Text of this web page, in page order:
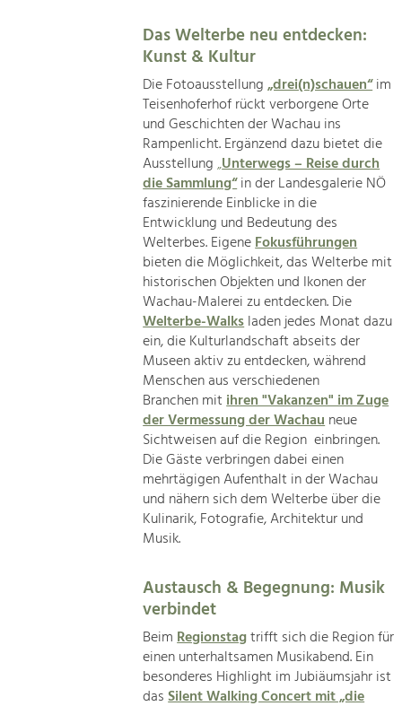
Das Welterbe neu entdecken:
Kunst & Kultur
Die Fotoausstellung„drei(n)schauen“im
Teisenhoferhof rückt verborgene Orte
und Geschichten der Wachau ins
Rampenlicht. Ergänzend dazu bietet die
Ausstellung„Unterwegs – Reise durch
die Sammlung“in der Landesgalerie NÖ
faszinierende Einblicke in die
Entwicklung und Bedeutung des
Welterbes. EigeneFokusführungen
bieten die Möglichkeit, das Welterbe mit
historischen Objekten und Ikonen der
Wachau-Malerei zu entdecken. Die
Welterbe-Walksladen jedes Monat dazu
ein, die Kulturlandschaft abseits der
Museen aktiv zu entdecken, während
Menschen aus verschiedenen
Branchen mitihren "Vakanzen" im Zuge
der Vermessung der Wachauneue
Sichtweisen auf die Region einbringen.
Die Gäste verbringen dabei einen
mehrtägigen Aufenthalt in der Wachau
und nähern sich dem Welterbe über die
Kulinarik, Fotografie, Architektur und
Musik.
Austausch & Begegnung: Musik
verbindet
BeimRegionstagtrifft sich die Region für
einen unterhaltsamen Musikabend. Ein
besonderes Highlight im Jubiäumsjahr ist
dasSilent Walking Concert mit „die